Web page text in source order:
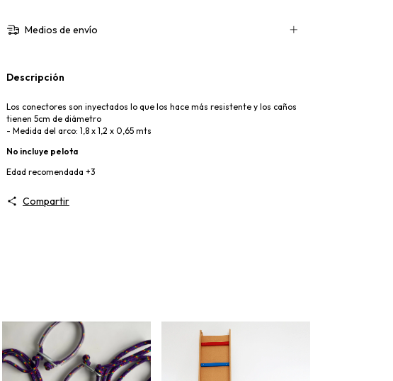
Medios de envío
Descripción
Los conectores son inyectados lo que los hace más resistente y los caños
tienen 5cm de diámetro
- Medida del arco: 1,8 x 1,2 x 0,65 mts
No incluye pelota
Edad recomendada +3
Compartir